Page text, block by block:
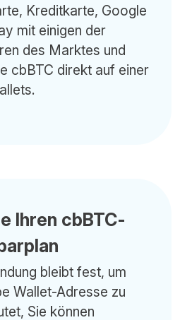
Kreditkarte, Google
mit einigen der
des Marktes und
cbBTC direkt auf einer
Ihren cbBTC-
bleibt fest, um
Wallet-Adresse zu
Sie können